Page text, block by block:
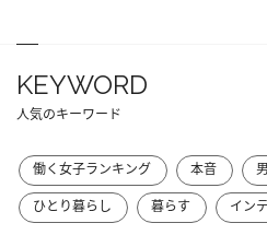
KEYWORD
人気のキーワード
働く女子ランキング 本音
ひとり暮らし
暮らす イン